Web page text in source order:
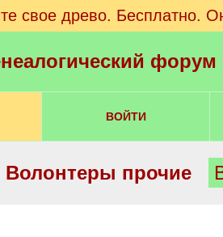
свое древо. Бесплатно.
ВОЙТИ
Волонтеры прочие